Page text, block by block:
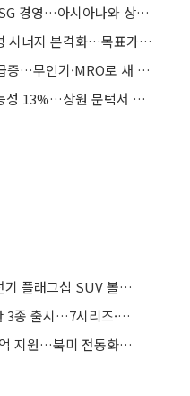
대한항공, 지역사회와 함께한 ESG 경영…아시아나와 상생 활동 확대
NH證 “대한항공, 아시아나 합병 시너지 본격화…목표가 3만4000원으로 상향”
대한항공, 항공우주 매출 87% 급증…무인기·MRO로 새 성장축
美 클래리티 법안 연내 통과 가능성 13%…상원 문턱서 제동
"전동화에도 입힌 안전 DNA" 전기 플래그십 SUV 볼보 'EX90'
BMW코리아, 8월 온라인 한정판 3종 출시…7시리즈·X7·M340i 투어링
한온시스템, 캐나다 정부서 100억 지원…북미 전동화 시장 가속